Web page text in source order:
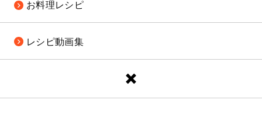
お料理レシピ
レシピ動画集